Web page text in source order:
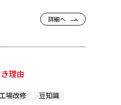
詳細へ
理由
場改修
豆知識